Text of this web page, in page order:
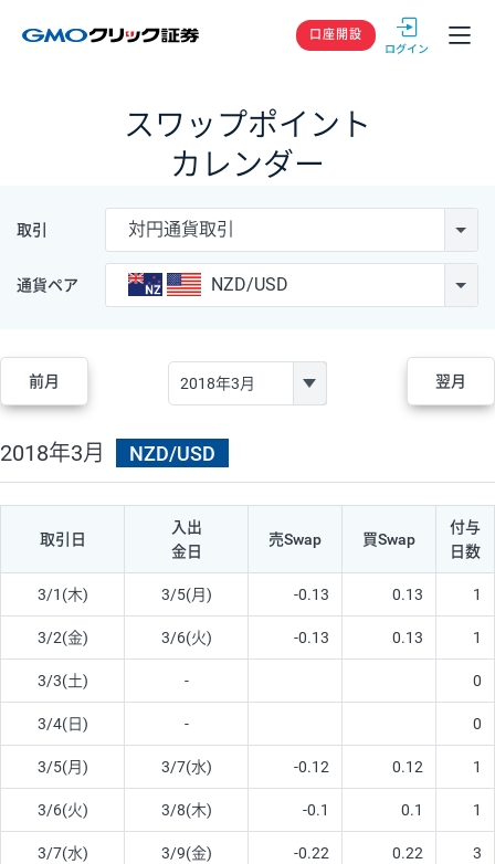
GMOクリック
口座開設
スワップポイント
カレンダー
取引 対円通貨取引
通貨ペア NZD/USD
前月 翌月
2018年3月 NZD/USD
取引日
入出
金日
売Swap 買Swap
付与
日数
3/1(木) 3/5(月) -0.13 0.13 1
3/2(金) 3/6(火) -0.13 0.13 1
3/3(土) - 0
3/4(日) - 0
3/5(月) 3/7(水) -0.12 0.12 1
3/6(火) 3/8(木) -0.1 0.1 1
3/7(水) 3/9(金) -0.22 0.22 3